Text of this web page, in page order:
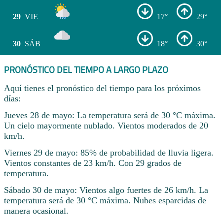
29 VIE 17° 29°
30 SÁB 18° 30°
PRONÓSTICO DEL TIEMPO A LARGO PLAZO
Aquí tienes el pronóstico del tiempo para los próximos
días:
Jueves 28 de mayo: La temperatura será de 30 °C máxima.
Un cielo mayormente nublado. Vientos moderados de 20
km/h.
Viernes 29 de mayo: 85% de probabilidad de lluvia ligera.
Vientos constantes de 23 km/h. Con 29 grados de
temperatura.
Sábado 30 de mayo: Vientos algo fuertes de 26 km/h. La
temperatura será de 30 °C máxima. Nubes esparcidas de
manera ocasional.